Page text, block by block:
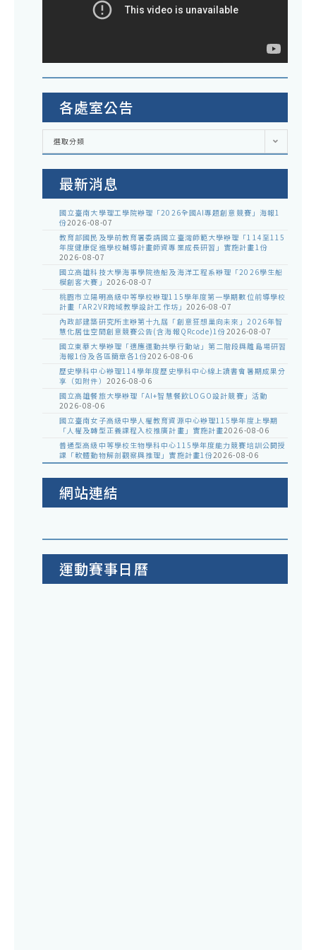
各處室公告
各
室
告
選取分類
最新消息
國立臺南大學理工學院辦理「2026全國AI專題創意競賽」海報1
份2026-08-07
教育部國民及學前教育署委請國立臺灣師範大學辦理「114至115
年度健康促進學校輔導計畫師資專業成長研習」實施計畫1份
2026-08-07
國立高雄科技大學海事學院造船及海洋工程系辦理「2026學生船
模創客大賽」 2026-08-07
桃園市立陽明高級中等學校辦理115學年度第一學期數位前導學校
計畫「AR2VR跨域教學設計工作坊」 2026-08-07
內政部建築研究所主辦第十九屆「創意狂想巢向未來」2026年智
慧化居住空間創意競賽公告(含海報QRcode)1份2026-08-07
國立東華大學辦理「適應運動共學行動站」第二階段與離島場研習
海報1份及各區簡章各1份2026-08-06
歷史學科中心辦理114學年度歷史學科中心線上讀書會暑期成果分
享（如附件） 2026-08-06
國立高雄餐旅大學辦理「AI+智慧餐飲LOGO設計競賽」活動
2026-08-06
國立臺南女子高級中學人權教育資源中心辦理115學年度上學期
「人權及轉型正義課程入校推廣計畫」實施計畫2026-08-06
普通型高級中等學校生物學科中心115學年度能力競賽培訓公開授
課「軟體動物解剖觀察與推理」實施計畫1份2026-08-06
網站連結
運動賽事日曆